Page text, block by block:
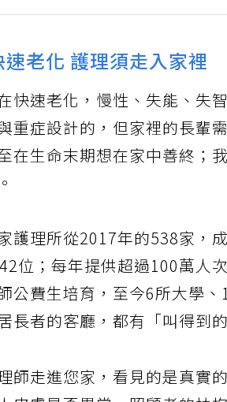
速老化 護理須走入家裡
快速老化，慢性、失能、失
重症設計的，但家裡的長輩
在生命末期想在家中善終；
護理所從2017年的538家，
位；每年提供超過100萬人
公費生培育，至今6所大學
長者的客廳，都有「叫得到
師走進您家，看見的是真實